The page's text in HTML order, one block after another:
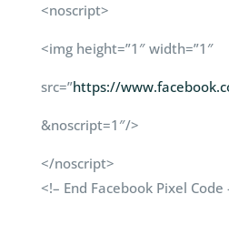
<noscript>
<img height=”1″ width=”1″
src=”https://
&noscript=1″/>
</noscript>
<!– End Facebook Pixel Code